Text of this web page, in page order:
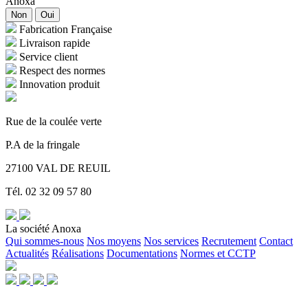
Non Oui
Fabrication Française
Livraison rapide
Service client
Respect des normes
Innovation produit
Rue de la coulée verte
P.A de la fringale
27100 VAL DE REUIL
Tél. 02 32 09 57 80
La société Anoxa
Qui sommes-nous Nos moyens Nos services Recrutement Contact
Actualités Réalisations Documentations Normes et CCTP